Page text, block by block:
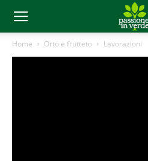
Home Orto e frutteto Lavorazioni